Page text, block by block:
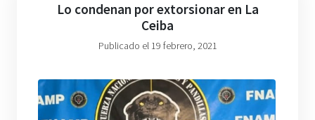
Lo condenan por extorsionar en La
Ceiba
Publicado el 19 febrero, 2021